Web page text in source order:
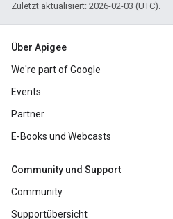
Zuletzt aktualisiert: 2026-02-03 (UTC).
Über Apigee
We're part of Google
Events
Partner
E-Books und Webcasts
Community und Support
Community
Supportübersicht